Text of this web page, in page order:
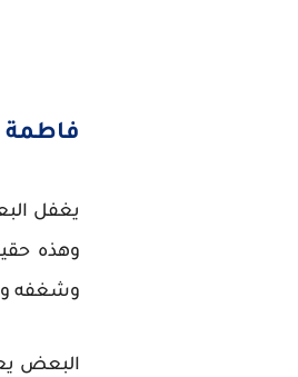
فاطمة
يغفل
وهذه
وشغفه
البعض